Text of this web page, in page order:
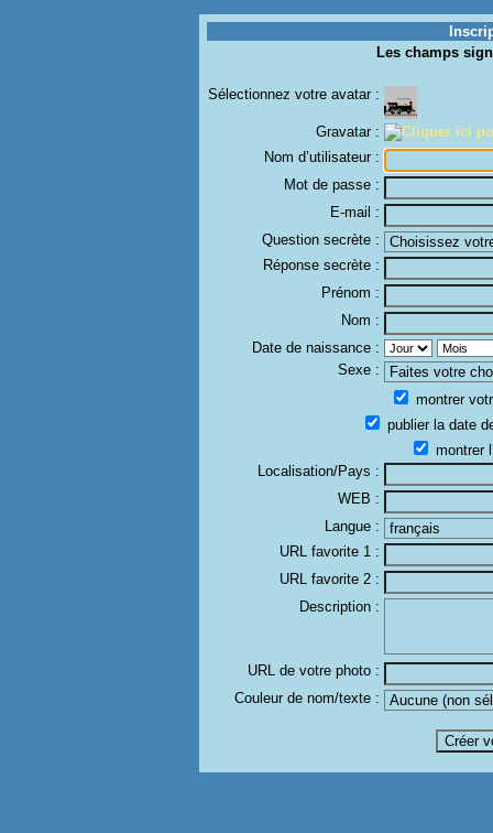
Les champs
Sélectionnez votre avatar :
Gravatar :
Nom d’utilisateur :
Mot de passe :
E-mail :
Question secrète :
Réponse secrète :
Prénom :
Nom :
Date de naissance :
Sexe :
montrer
publier la date
montrer
Localisation/Pays :
WEB :
Langue :
URL favorite 1 :
URL favorite 2 :
Description :
URL de votre photo :
Couleur de nom/texte :